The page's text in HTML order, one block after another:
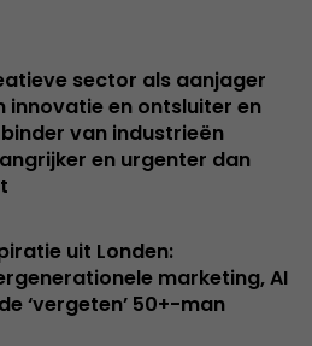
sector als aanjager
innovatie en ontsluiter en
van industrieën
en urgenter dan
uit Londen:
marketing, AI
‘vergeten’ 50+-man